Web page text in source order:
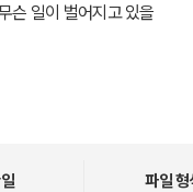
슨 일이 벌어지고 있을
스토리들로 많은 관객들파일 형